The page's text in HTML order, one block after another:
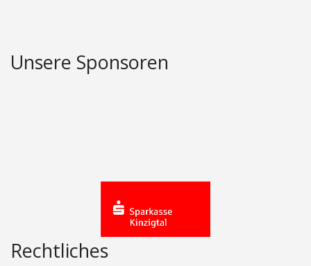
Unsere Sponsoren
Rechtliches